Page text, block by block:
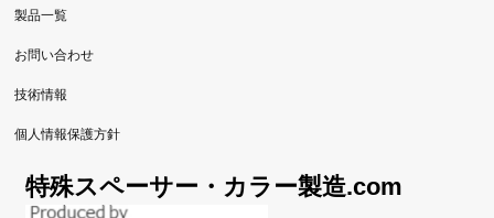
製品一覧
お問い合わせ
技術情報
個人情報保護方針
特殊スペーサー・カラー製造.com